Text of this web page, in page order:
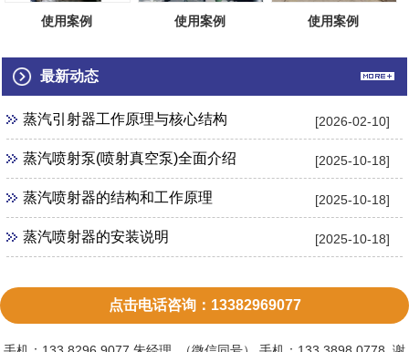
使用案例 使用案例 使用案例
最新动态
[2026-02-10]
蒸汽引射器工作原理与核心结构
[2025-10-18]
蒸汽喷射泵(喷射真空泵)全面介绍
[2025-10-18]
蒸汽喷射器的结构和工作原理
[2025-10-18]
蒸汽喷射器的安装说明
点击电话咨询：13382969077